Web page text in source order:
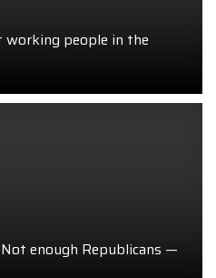
working people in the
enough Republicans —